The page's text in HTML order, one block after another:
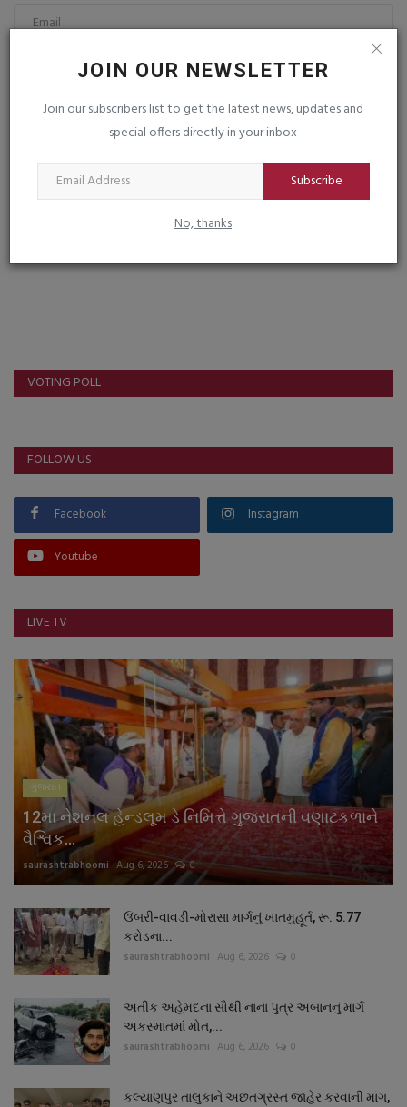
JOIN OUR NEWSLETTER
Join our subscribers list to get the latest news, updates and
special offers directly in your inbox
Subscribe
No, thanks
Post Comment
VOTING POLL
FOLLOW US
Facebook Instagram
Youtube
LIVE TV
ગુજરાત
12મા નેશનલ હેન્ડલૂમ ડે નિમિત્તે ગુજરાતની વણાટકળાને
વૈશ્વિક...
saurashtrabhoomi Aug 6, 2026 0
ઉંબરી-વાવડી-મોરાસા માર્ગનું ખાતમુહૂર્ત, રૂ. 5.77
કરોડના...
saurashtrabhoomi Aug 6, 2026 0
અતીક અહેમદના સૌથી નાના પુત્ર અબાનનું માર્ગ
અકસ્માતમાં મોત,...
saurashtrabhoomi Aug 6, 2026 0
કલ્યાણપુર તાલુકાને અછતગ્રસ્ત જાહેર કરવાની માંગ,